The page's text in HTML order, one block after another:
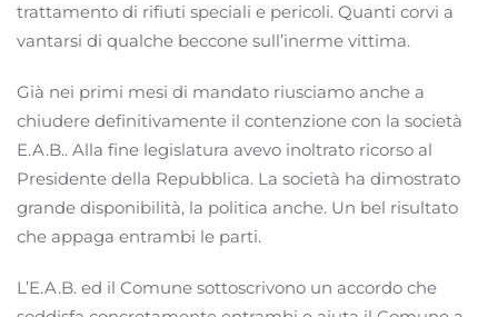
trattamento di rifiuti speciali e pericoli. Quanti corvi a
vantarsi di qualche beccone sull’inerme vittima.
Già nei primi mesi di mandato riusciamo anche a
chiudere definitivamente il contenzione con la società
E.A.B.. Alla fine legislatura avevo inoltrato ricorso al
Presidente della Repubblica. La società ha dimostrato
grande disponibilità, la politica anche. Un bel risultato
che appaga entrambi le parti.
L’E.A.B. ed il Comune sottoscrivono un accordo che